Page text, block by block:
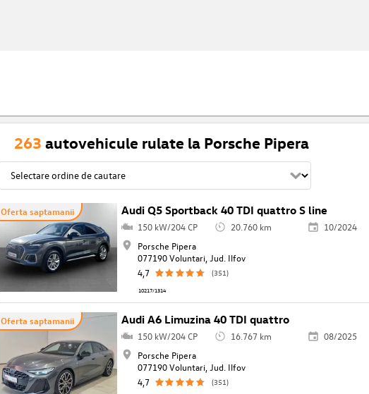
263 autovehicule rulate la Porsche Pipera
Oferta saptamanii Audi Q5 Sportback 40 TDI quattro S line
150 kW/204 CP 20.760 km
10/2024
Porsche Pipera
077190 Voluntari, Jud. Ilfov
4,7
(351)
10217/1314
Oferta saptamanii Audi A6 Limuzina 40 TDI quattro
150 kW/204 CP 16.767 km
08/2025
Porsche Pipera
077190 Voluntari, Jud. Ilfov
4,7
(351)